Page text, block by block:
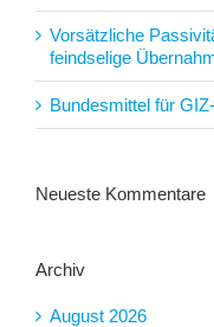
Vorsätzliche
feindselige
Bundesmittel für
Neueste Kommentare
Archiv
August 2026